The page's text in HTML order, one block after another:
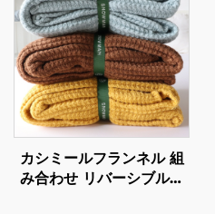
カシミールフランネル 組
み合わせ リバーシブルベ